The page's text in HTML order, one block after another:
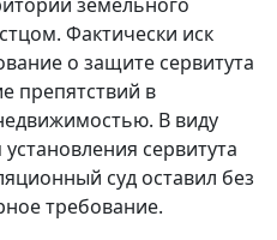
земельного
Фактически иск
о защите сервитута
препятствий в
В виду
сервитута
суд оставил без
требование.